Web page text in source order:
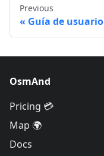
Previous
Guía de usuario
OsmAnd
Pricing 💳
Map 🌍
Docs